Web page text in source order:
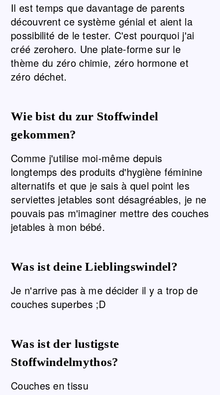
Il est temps que davantage de parents
découvrent ce système génial et aient la
possibilité de le tester. C'est pourquoi j'ai
créé zerohero. Une plate-forme sur le
thème du zéro chimie, zéro hormone et
zéro déchet.
Wie bist du zur Stoffwindel
gekommen?
Comme j'utilise moi-même depuis
longtemps des produits d'hygiène féminine
alternatifs et que je sais à quel point les
serviettes jetables sont désagréables, je ne
pouvais pas m'imaginer mettre des couches
jetables à mon bébé.
Was ist deine Lieblingswindel?
Je n'arrive pas à me décider il y a trop de
couches superbes ;D
Was ist der lustigste
Stoffwindelmythos?
Couches en tissu